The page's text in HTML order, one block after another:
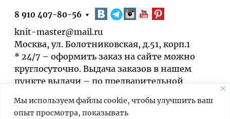
Мы используем файлы cookie, чтобы улучшить ваш
опыт просмотра, показывать
8 910 407-80-56
knit-master@mail.ru
Москва, ул. Болотниковская, д.51, корп.1
* 24/7 – оформить заказ на сайте можно
круглосуточно. Выдача заказов в нашем
пункте выдачи – по предварительной